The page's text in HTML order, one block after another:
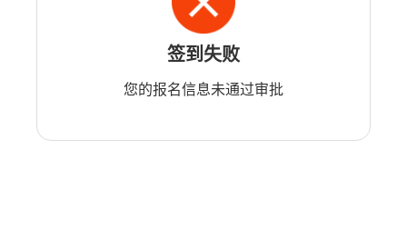
签到失败
您的报名信息未通过审批